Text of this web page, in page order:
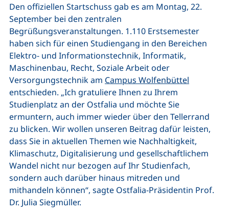
Den offiziellen Startschuss gab es am Montag, 22.
September bei den zentralen
Begrüßungsveranstaltungen. 1.110 Erstsemester
haben sich für einen Studiengang in den Bereichen
Elektro- und Informationstechnik, Informatik,
Maschinenbau, Recht, Soziale Arbeit oder
Versorgungstechnik am Campus Wolfenbüttel
entschieden. „Ich gratuliere Ihnen zu Ihrem
Studienplatz an der Ostfalia und möchte Sie
ermuntern, auch immer wieder über den Tellerrand
zu blicken. Wir wollen unseren Beitrag dafür leisten,
dass Sie in aktuellen Themen wie Nachhaltigkeit,
Klimaschutz, Digitalisierung und gesellschaftlichem
Wandel nicht nur bezogen auf Ihr Studienfach,
sondern auch darüber hinaus mitreden und
mithandeln können“, sagte Ostfalia-Präsidentin Prof.
Dr. Julia Siegmüller.